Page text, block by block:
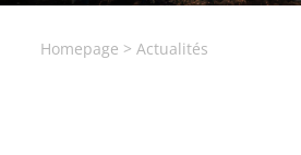
Homepage >Actualités